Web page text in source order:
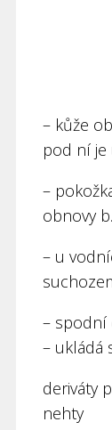
– kůže
pod ní je
–
obnovy b.
– u
– spodní
– ukládá
deriváty
nehty